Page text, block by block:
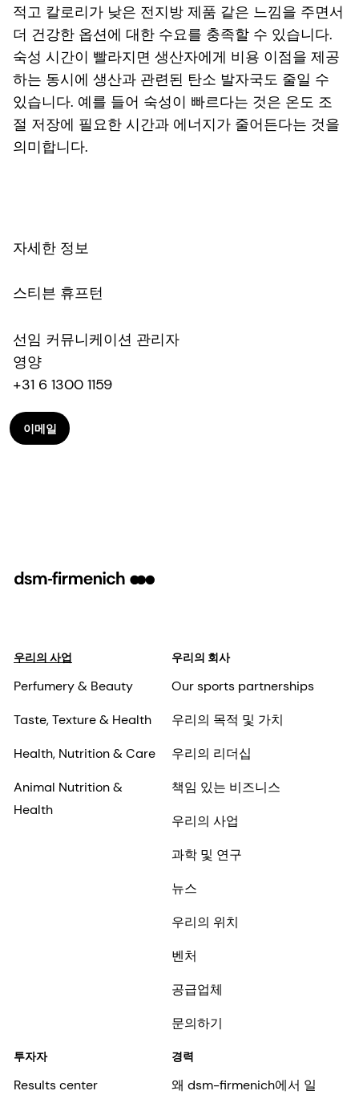
적고 칼로리가 낮은 전지방 제품 같은 느낌을 주면서
더 건강한 옵션에 대한 수요를 충족할 수 있습니다.
숙성 시간이 빨라지면 생산자에게 비용 이점을 제공
하는 동시에 생산과 관련된 탄소 발자국도 줄일 수
있습니다. 예를 들어 숙성이 빠르다는 것은 온도 조
절 저장에 필요한 시간과 에너지가 줄어든다는 것을
의미합니다.
자세한 정보
스티븐 휴프턴
선임 커뮤니케이션 관리자
영양
+31 6 1300 1159
이메일
우리의 사업
Perfumery & Beauty
Taste, Texture & Health
Health, Nutrition & Care
Animal Nutrition &
Health
우리의 회사
Our sports partnerships
우리의 목적 및 가치
우리의 리더십
책임 있는 비즈니스
우리의 사업
과학 및 연구
뉴스
우리의 위치
벤처
공급업체
문의하기
투자자
Results center
경력
왜 dsm-firmenich에서 일